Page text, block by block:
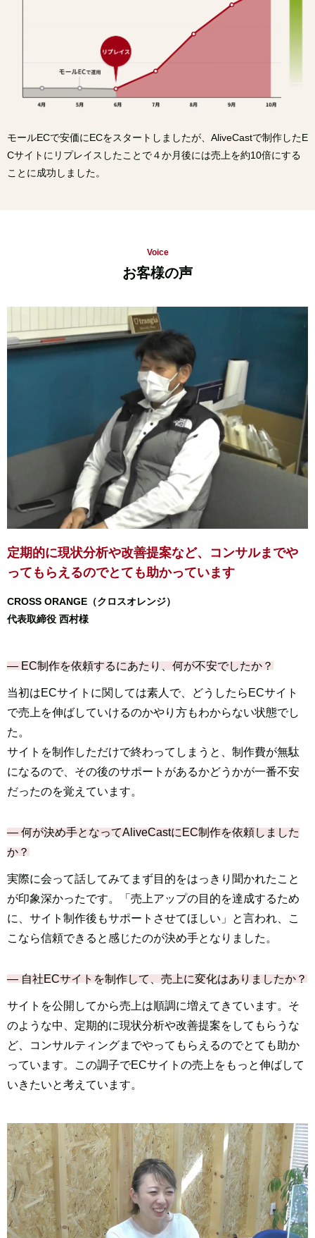
モールECで安価にECをスタートしましたが、AliveCastで制作したE
Cサイトにリプレイスしたことで４か月後には売上を約10倍にする
ことに成功しました。
Voice
お客様の声
定期的に現状分析や改善提案など、 コンサルまでや
ってもらえるのでとても助かっています
CROSS ORANGE（クロスオレンジ）
代表取締役 西村様
― EC制作を依頼するにあたり、何が不安でしたか？
当初はECサイトに関しては素人で、どうしたらECサイト
で売上を伸ばしていけるのかやり方もわからない状態でし
た。
サイトを制作しただけで終わってしまうと、制作費が無駄
になるので、その後のサポートがあるかどうかが一番不安
だったのを覚えています。
― 何が決め手となってAliveCastにEC制作を依頼しました
か？
実際に会って話してみてまず目的をはっきり聞かれたこと
が印象深かったです。「売上アップの目的を達成するため
に、サイト制作後もサポートさせてほしい」と言われ、こ
こなら信頼できると感じたのが決め手となりました。
― 自社ECサイトを制作して、売上に変化はありましたか？
サイトを公開してから売上は順調に増えてきています。そ
のような中、定期的に現状分析や改善提案をしてもらうな
ど、コンサルティングまでやってもらえるのでとても助か
っています。この調子でECサイトの売上をもっと伸ばして
いきたいと考えています。